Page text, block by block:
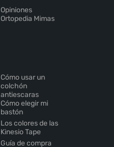
Opiniones
Ortopedia Mimas
Cómo usar un
colchón
antiescaras
Cómo elegir mi
bastón
Los colores de las
Kinesio Tape
Guía de compra